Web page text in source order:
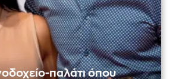
παλάτι όπου